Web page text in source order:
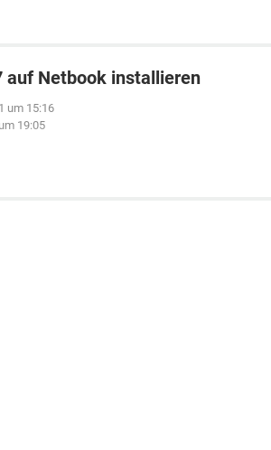
auf Netbook installieren
um 15:16
19:05